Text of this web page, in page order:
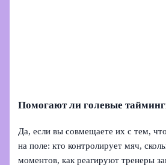
Помогают ли голевые
Да, если вы совмещаете их с тем,
на поле: кто контролирует мяч,
моментов, как реагируют тренеры